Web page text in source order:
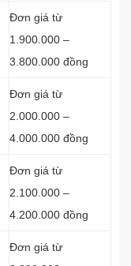
Đơn giá từ
1.900.000 –
3.800.000 đồng
Đơn giá từ
2.000.000 –
4.000.000 đồng
Đơn giá từ
2.100.000 –
4.200.000 đồng
Đơn giá từ